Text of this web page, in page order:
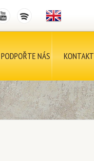
PODPOŘTE NÁS KONTAKT